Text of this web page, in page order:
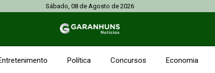
Sábado, 08 de Agosto de 2026
Política Concursos Economia